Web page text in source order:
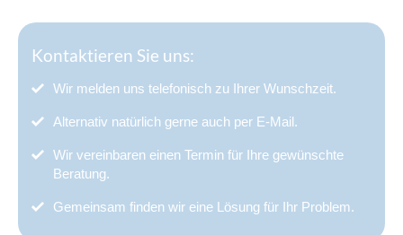
Kontaktieren Sie uns:
Wir melden uns telefonisch zu Ihrer Wunschzeit.
Alternativ natürlich gerne auch per E-Mail.
Wir vereinbaren einen Termin für Ihre gewünschte
Beratung.
Gemeinsam finden wir eine Lösung für Ihr Problem.